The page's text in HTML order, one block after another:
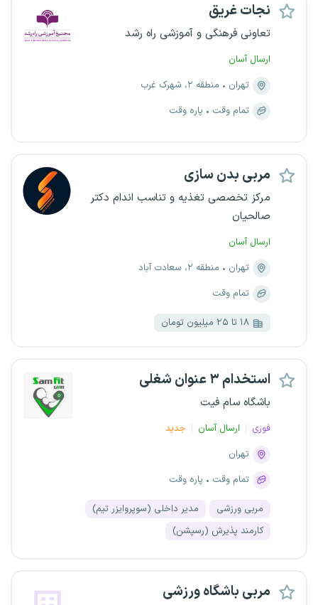
نجات غریق
تعاونی فرهنگی و آموزشی راه رشد
ارسال آسان
تهران
منطقه ۲، شهرک غرب
تمام وقت
پاره وقت
مربی بدن‌ سازی
مرکز تخصصی تغذیه و تناسب اندام دکتر
صالحیان
ارسال آسان
تهران
منطقه ۲، سعادت آباد
تمام وقت
۱۸ تا ۲۵ میلیون تومان
استخدام ۳ عنوان شغلی
باشگاه سام فیت
فوری ارسال آسان
جدید
تهران
تمام وقت
پاره وقت
مربی ورزشی
مدیر داخلی (سوپروایزر تیم)
کارمند پذیرش (رسپشن)
مربی باشگاه ورزشی